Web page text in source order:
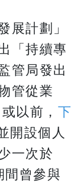
展計劃」
「持續專
管局發出
管從業
以前， 下
開設個人
一次於
曾參與